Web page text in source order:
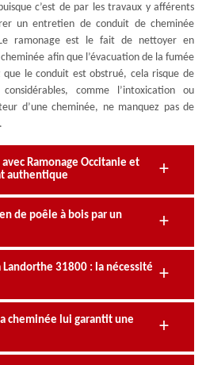
c’est de par les travaux y afférents
un entretien de conduit de cheminée
ramonage est le fait de nettoyer en
afin que l’évacuation de la fumée
que le conduit est obstrué, cela risque de
comme l’intoxication ou
d’une cheminée, ne manquez pas de
Ramonage Occitanie et
authentique
de poêle à bois par un
Landorthe 31800 : la nécessité
cheminée lui garantit une